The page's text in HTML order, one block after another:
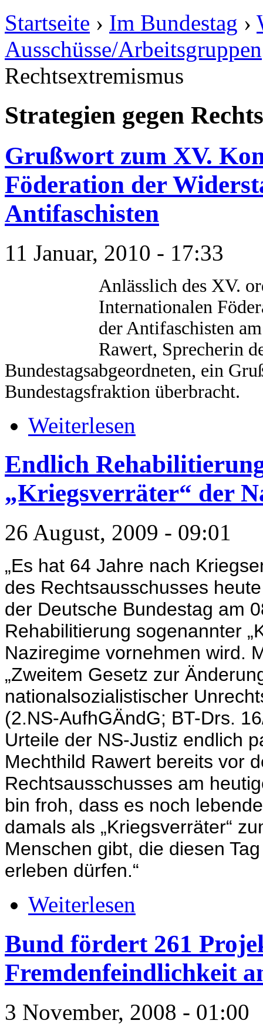
Startseite › Im Bundestag ›
Ausschüsse/Arbeitsgruppen
Rechtsextremismus
Strategien gegen
Grußwort zum XV.
Föderation der
Antifaschisten
11 Januar, 2010 - 17:33
Anlässlich des XV.
Internationalen
der Antifaschisten
Rawert, Sprecherin
Bundestagsabgeordneten, ein
Bundestagsfraktion überbracht.
Weiterlesen
Endlich
„Kriegsverräter“ der
26 August, 2009 - 09:01
„Es hat 64 Jahre nach
des Rechtsausschusses
der Deutsche Bundestag am
Rehabilitierung sogenannter
Naziregime vornehmen wird.
„Zweitem Gesetz zur
nationalsozialistischer
(2.NS-AufhGÄndG; BT-Drs.
Urteile der NS-Justiz endlich
Mechthild Rawert bereits vor
Rechtsausschusses am
bin froh, dass es noch
damals als „Kriegsverräter“
Menschen gibt, die diesen
erleben dürfen.“
Weiterlesen
Bund fördert 261
Fremdenfeindlichkeit
3 November, 2008 - 01:00